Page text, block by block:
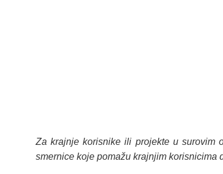
Za krajnje korisnike ili projekte u surovim
smernice koje pomažu krajnjim korisnicima